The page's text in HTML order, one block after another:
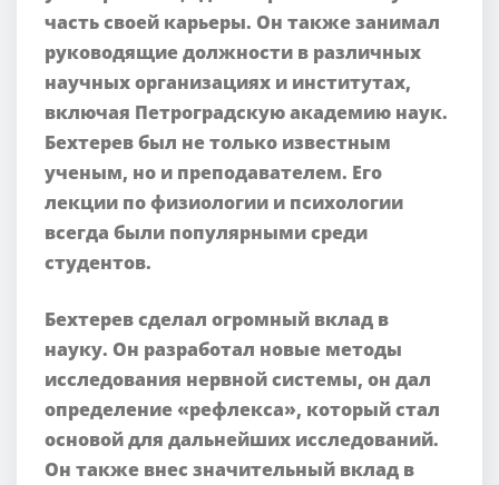
часть своей карьеры. Он также занимал
руководящие должности в различных
научных организациях и институтах,
включая Петроградскую академию наук.
Бехтерев был не только известным
ученым, но и преподавателем. Его
лекции по физиологии и психологии
всегда были популярными среди
студентов.
Бехтерев сделал огромный вклад в
науку. Он разработал новые методы
исследования нервной системы, он дал
определение «рефлекса», который стал
основой для дальнейших исследований.
Он также внес значительный вклад в